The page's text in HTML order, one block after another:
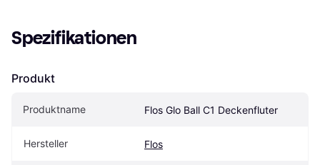
Spezifikationen
Produkt
Produktname Flos Glo Ball C1 Deckenfluter
Hersteller Flos